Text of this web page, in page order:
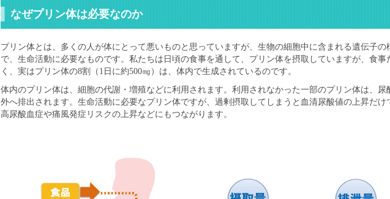
なぜプリン体は必要なのか
プリン体とは、多くの人が体にとって悪いものと思っていますが、生物の細胞中に含まれる遺伝子の
で、生命活動に必要なものです。私たちは日頃の食事を通して、プリン体を摂取していますが、食事
く、実はプリン体の8割（1日に約500㎎）は、体内で生成されているのです。
体内のプリン体は、細胞の代謝・増殖などに利用されます。利用されなかった一部のプリン体は、尿
外へ排出されます。生命活動に必要なプリン体ですが、過剰摂取してしまうと血清尿酸値の上昇だけ
高尿酸血症や痛風発症リスクの上昇などにもつながります。